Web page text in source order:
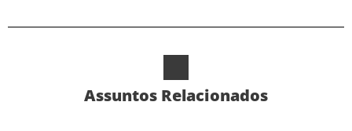
Assuntos Relacionados